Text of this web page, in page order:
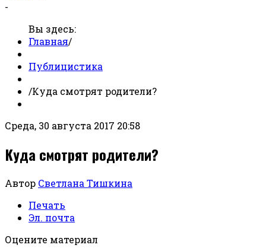
-
Вы здесь:
Главная/
Публицистика
/Куда смотрят родители?
Среда, 30 августа 2017 20:58
Куда смотрят родители?
Автор Светлана Тишкина
Печать
Эл. почта
Оцените материал